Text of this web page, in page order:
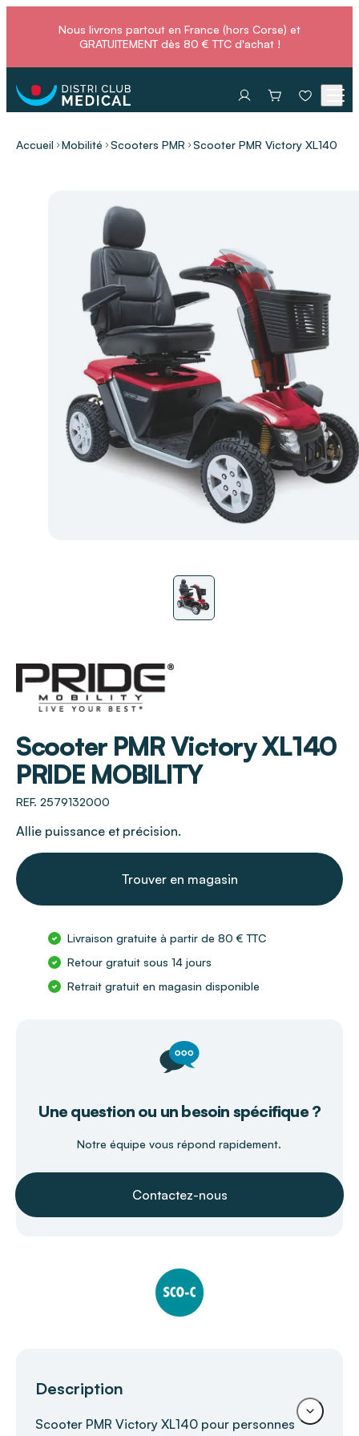
Nous livrons partout en France (hors Corse) et
GRATUITEMENT dès 80 € TTC d'achat !
Accueil Mobilité Scooters PMR Scooter PMR Victory XL140
Scooter PMR Victory XL140
PRIDE MOBILITY
REF. 2579132000
Allie puissance et précision.
Trouver en magasin
Livraison gratuite à partir de 80 € TTC
Retour gratuit sous 14 jours
Retrait gratuit en magasin disponible
Une question ou un besoin spécifique ?
Notre équipe vous répond rapidement.
Contactez-nous
Description
Scooter PMR Victory XL140 pour personnes